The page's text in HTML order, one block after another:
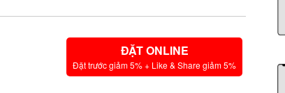
ĐẶT ONLINE
Đặt trước giảm 5% + Like & Share giảm 5%